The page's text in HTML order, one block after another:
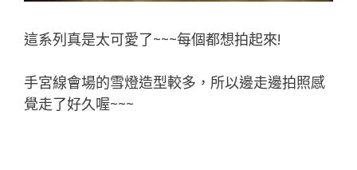
這系列真是太可愛了~~~每個都想拍起來!
手宮線會場的雪燈造型較多，所以邊走邊拍照感
覺走了好久喔~~~